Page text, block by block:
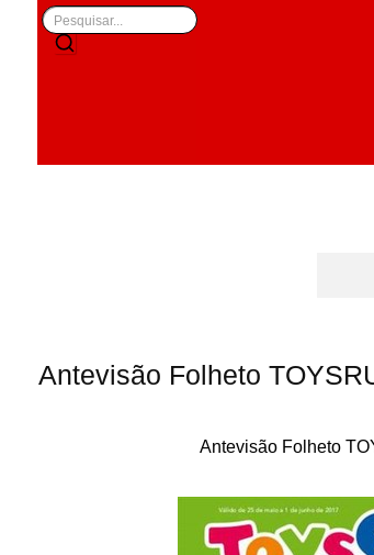
Antevisão Folheto
Antevisão Folheto